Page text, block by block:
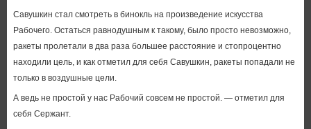
Савушкин стал смотреть в бинокль на произведение искусства
Рабочего. Остаться равнодушным к такому, было просто невозможно,
ракеты пролетали в два раза большее расстояние и стопроцентно
находили цель, и как отметил для себя Савушкин, ракеты попадали не
только в воздушные цели.
А ведь не простой у нас Рабочий совсем не простой. — отметил для
себя Сержант.